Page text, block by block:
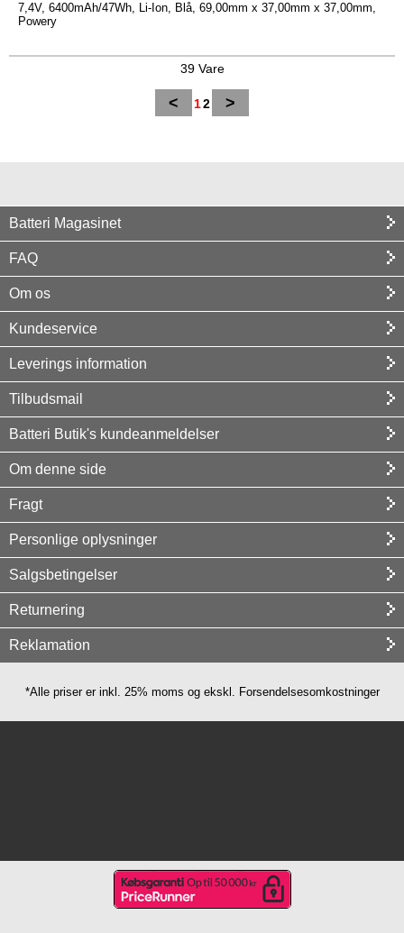
7,4V, 6400mAh/47Wh, Li-Ion, Blå, 69,00mm x 37,00mm x 37,00mm,
Powery
39 Vare
< 12 >
Batteri Magasinet
FAQ
Om os
Kundeservice
Leverings information
Tilbudsmail
Batteri Butik's kundeanmeldelser
Om denne side
Fragt
Personlige oplysninger
Salgsbetingelser
Returnering
Reklamation
*Alle priser er inkl. 25% moms og ekskl. Forsendelsesomkostninger